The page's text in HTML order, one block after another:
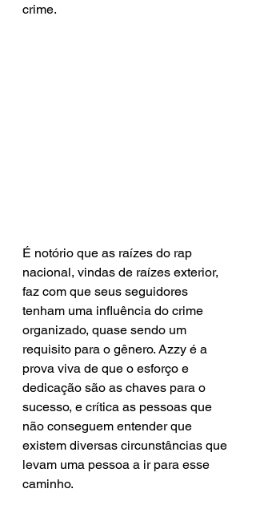
crime.
É notório que as raízes do rap
nacional, vindas de raízes exterior,
faz com que seus seguidores
tenham uma influência do crime
organizado, quase sendo um
requisito para o gênero. Azzy é a
prova viva de que o esforço e
dedicação são as chaves para o
sucesso, e crítica as pessoas que
não conseguem entender que
existem diversas circunstâncias que
levam uma pessoa a ir para esse
caminho.